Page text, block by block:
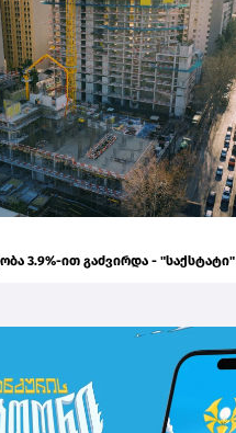
3.9%-ით გაძვირდა - "საქსტატი"